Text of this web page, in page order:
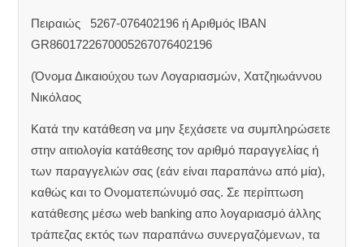
Πειραιώς 5267-076402196 ή Αριθμός IBAN
GR8601722670005267076402196
(Όνομα Δικαιούχου των Λογαριασμών, Χατζηιωάννου
Νικόλαος
Κατά την κατάθεση να μην ξεχάσετε να συμπληρώσετε
στην αιτιολογία κατάθεσης τον αριθμό παραγγελίας ή
των παραγγελιών σας (εάν είναι παραπάνω από μία),
καθώς και το Ονοματεπώνυμό σας. Σε περίπτωση
κατάθεσης μέσω web banking απο λογαριασμό άλλης
τράπεζας εκτός των παραπάνω συνεργαζόμενων, τα